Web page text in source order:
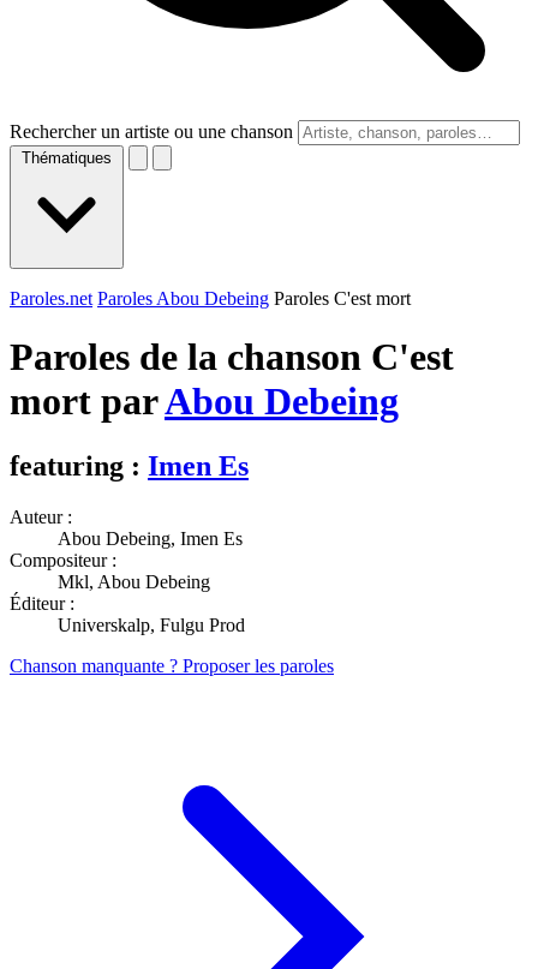
Rechercher un artiste ou une chanson
Thématiques
Paroles.net Paroles Abou Debeing Paroles C'est mort
Paroles de la chanson C'est
mort parAbou Debeing
featuring : Imen Es
Auteur :
Abou Debeing, Imen Es
Compositeur :
Mkl, Abou Debeing
Éditeur :
Universkalp, Fulgu Prod
Chanson manquante ? Proposer les paroles